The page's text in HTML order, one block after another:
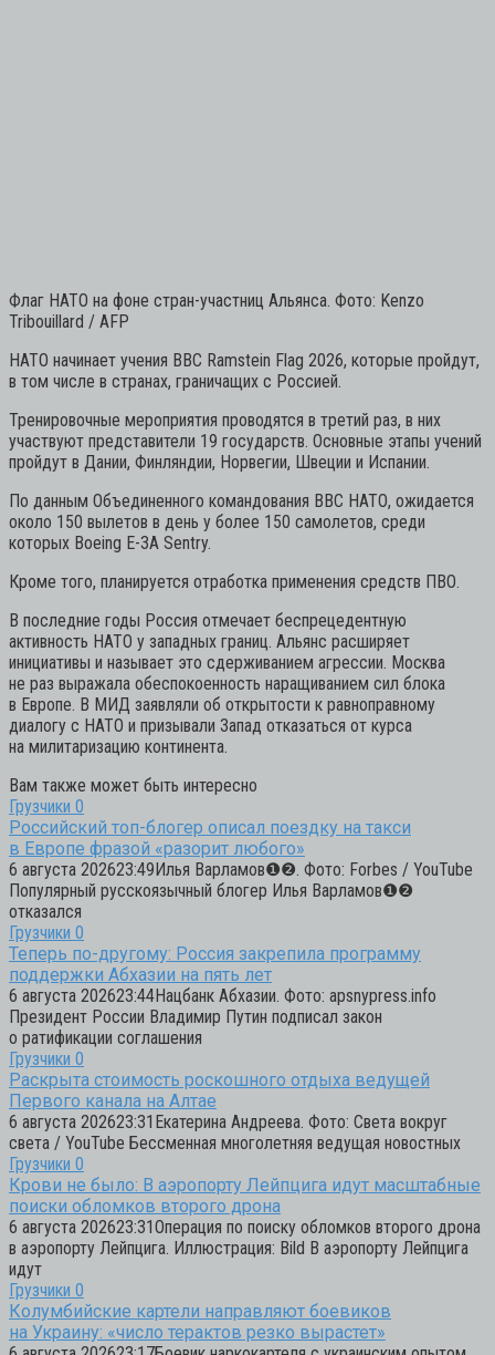
Флаг НАТО на фоне стран-участниц Альянса. Фото: Kenzo
Tribouillard / AFP
НАТО начинает учения ВВС Ramstein Flag 2026, которые пройдут,
в том числе в странах, граничащих с Россией.
Тренировочные мероприятия проводятся в третий раз, в них
участвуют представители 19 государств. Основные этапы учений
пройдут в Дании, Финляндии, Норвегии, Швеции и Испании.
По данным Объединенного командования ВВС НАТО, ожидается
около 150 вылетов в день у более 150 самолетов, среди
которых Boeing E-3A Sentry.
Кроме того, планируется отработка применения средств ПВО.
В последние годы Россия отмечает беспрецедентную
активность НАТО у западных границ. Альянс расширяет
инициативы и называет это сдерживанием агрессии. Москва
не раз выражала обеспокоенность наращиванием сил блока
в Европе. В МИД заявляли об открытости к равноправному
диалогу с НАТО и призывали Запад отказаться от курса
на милитаризацию континента.
Вам также может быть интересно
Грузчики 0
Российский топ-блогер описал поездку на такси
в Европе фразой «разорит любого»
6 августа 202623:49Илья Варламов❶❷. Фото: Forbes / YouTube
Популярный русскоязычный блогер Илья Варламов❶❷
отказался
Грузчики 0
Теперь по-другому: Россия закрепила программу
поддержки Абхазии на пять лет
6 августа 202623:44Нацбанк Абхазии. Фото: apsnypress.info
Президент России Владимир Путин подписал закон
о ратификации соглашения
Грузчики 0
Раскрыта стоимость роскошного отдыха ведущей
Первого канала на Алтае
6 августа 202623:31Екатерина Андреева. Фото: Света вокруг
света / YouTube Бессменная многолетняя ведущая новостных
Грузчики 0
Крови не было: В аэропорту Лейпцига идут масштабные
поиски обломков второго дрона
6 августа 202623:31Операция по поиску обломков второго дрона
в аэропорту Лейпцига. Иллюстрация: Bild В аэропорту Лейпцига
идут
Грузчики 0
Колумбийские картели направляют боевиков
на Украину: «число терактов резко вырастет»